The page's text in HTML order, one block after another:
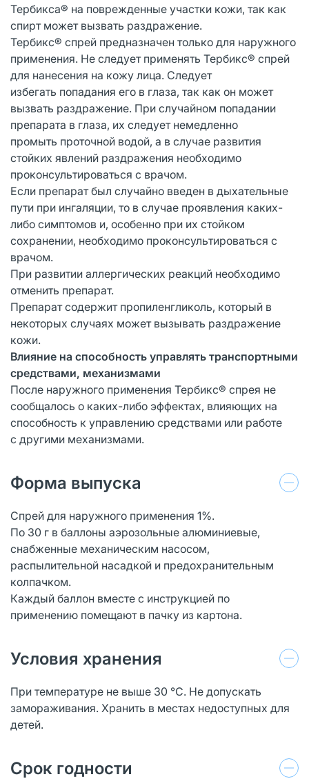
Тербикса® на поврежденные участки кожи, так как
спирт может вызвать раздражение.
Тербикс® спрей предназначен только для наружного
применения. Не следует применять Тербикс® спрей
для нанесения на кожу лица. Следует
избегать попадания его в глаза, так как он может
вызвать раздражение. При случайном попадании
препарата в глаза, их следует немедленно
промыть проточной водой, а в случае развития
стойких явлений раздражения необходимо
проконсультироваться с врачом.
Если препарат был случайно введен в дыхательные
пути при ингаляции, то в случае проявления каких-
либо симптомов и, особенно при их стойком
сохранении, необходимо проконсультироваться с
врачом.
При развитии аллергических реакций необходимо
отменить препарат.
Препарат содержит пропиленгликоль, который в
некоторых случаях может вызывать раздражение
кожи.
Влияние на способность управлять транспортными
средствами, механизмами
После наружного применения Тербикс® спрея не
сообщалось о каких-либо эффектах, влияющих на
способность к управлению средствами или работе
с другими механизмами.
Форма выпуска
Спрей для наружного применения 1%.
По 30 г в баллоны аэрозольные алюминиевые,
снабженные механическим насосом,
распылительной насадкой и предохранительным
колпачком.
Каждый баллон вместе с инструкцией по
применению помещают в пачку из картона.
Условия хранения
При температуре не выше 30 °С. Не допускать
замораживания. Хранить в местах недоступных для
детей.
Срок годности